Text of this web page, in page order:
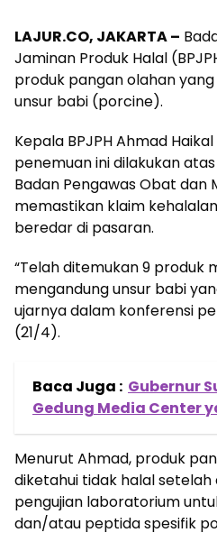
LAJUR.CO, JAKARTA –
Jaminan Produk Halal
produk pangan olahan
unsur babi (porcine).
Kepala BPJPH Ahmad
penemuan ini dilakukan
Badan Pengawas Obat dan
memastikan klaim
beredar di pasaran.
“Telah ditemukan 9 produk
mengandung unsur babi
ujarnya dalam konferensi
(21/4).
Baca Juga : Gubernur
Gedung Media Center
Menurut Ahmad, produk
diketahui tidak halal
pengujian laboratorium
dan/atau peptida spesifik